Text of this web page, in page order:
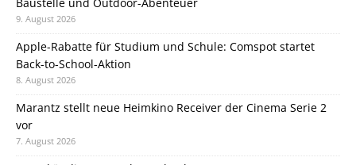
9. August 2026
Apple-Rabatte für Studium und Schule: Comspot startet
Back-to-School-Aktion
8. August 2026
Marantz stellt neue Heimkino Receiver der Cinema Serie 2
vor
7. August 2026